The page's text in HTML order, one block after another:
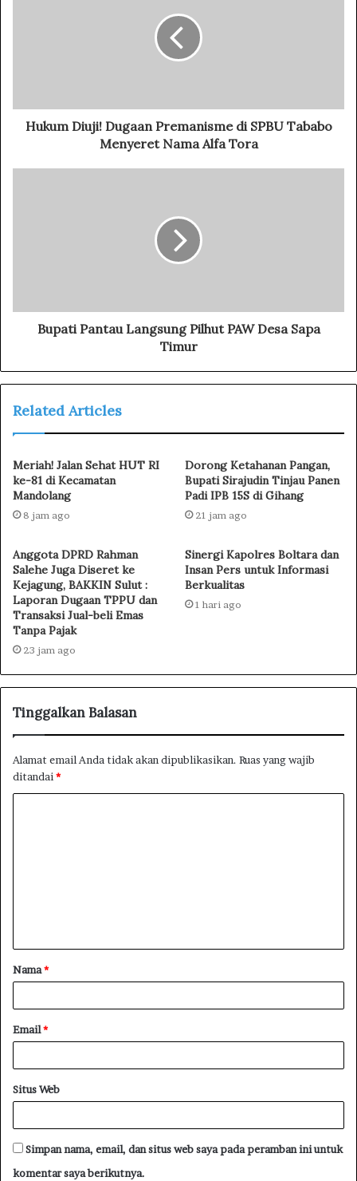
Hukum Diuji! Dugaan Premanisme di SPBU Tababo
Menyeret Nama Alfa Tora
Bupati Pantau Langsung Pilhut PAW Desa Sapa
Timur
Related Articles
Meriah! Jalan Sehat HUT RI
ke-81 di Kecamatan
Mandolang
8 jam ago
Dorong Ketahanan Pangan,
Bupati Sirajudin Tinjau Panen
Padi IPB 15S di Gihang
21 jam ago
Anggota DPRD Rahman
Salehe Juga Diseret ke
Kejagung, BAKKIN Sulut :
Laporan Dugaan TPPU dan
Transaksi Jual-beli Emas
Tanpa Pajak
23 jam ago
Sinergi Kapolres Boltara dan
Insan Pers untuk Informasi
Berkualitas
1 hari ago
Tinggalkan Balasan
Alamat email Anda tidak akan dipublikasikan. Ruas yang wajib
ditandai *
Nama*
Email*
Situs Web
Simpan nama, email, dan situs web saya pada peramban ini untuk
komentar saya berikutnya.